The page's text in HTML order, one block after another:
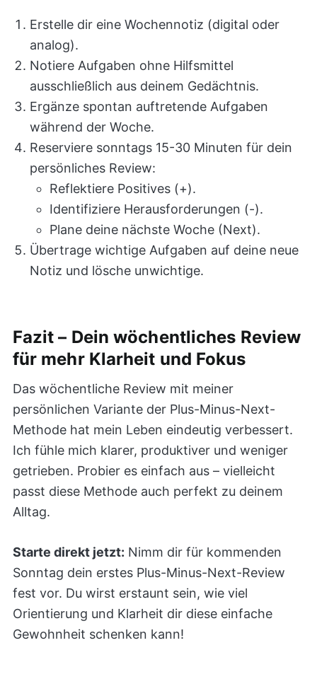
Erstelle dir eine Wochennotiz (digital oder
analog).
Notiere Aufgaben ohne Hilfsmittel
ausschließlich aus deinem Gedächtnis.
Ergänze spontan auftretende Aufgaben
während der Woche.
Reserviere sonntags 15-30 Minuten für dein
persönliches Review:
Reflektiere Positives (+).
Identifiziere Herausforderungen (-).
Plane deine nächste Woche (Next).
Übertrage wichtige Aufgaben auf deine neue
Notiz und lösche unwichtige.
Fazit – Dein wöchentliches Review
für mehr Klarheit und Fokus
Das wöchentliche Review mit meiner
persönlichen Variante der Plus-Minus-Next-
Methode hat mein Leben eindeutig verbessert.
Ich fühle mich klarer, produktiver und weniger
getrieben. Probier es einfach aus – vielleicht
passt diese Methode auch perfekt zu deinem
Alltag.
Starte direkt jetzt: Nimm dir für kommenden
Sonntag dein erstes Plus-Minus-Next-Review
fest vor. Du wirst erstaunt sein, wie viel
Orientierung und Klarheit dir diese einfache
Gewohnheit schenken kann!